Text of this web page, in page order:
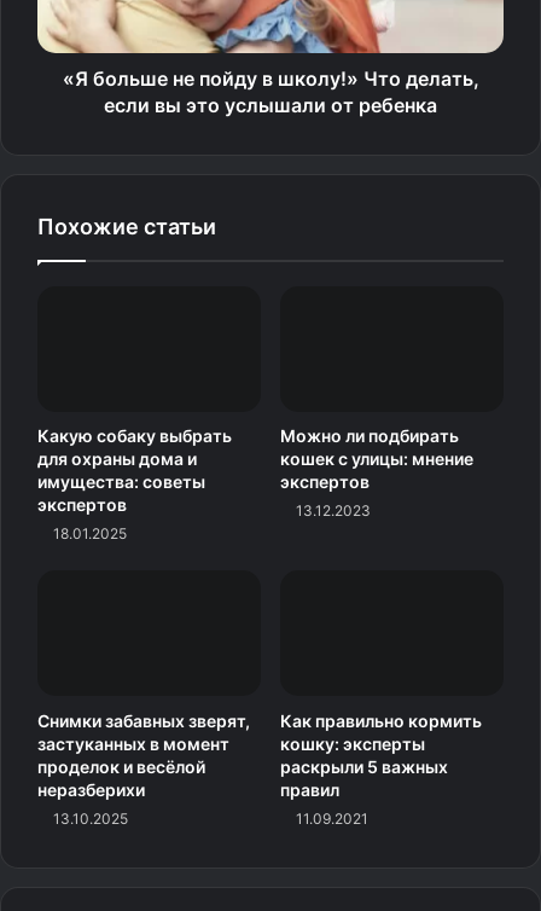
Расслабляется
«Я больше не пойду в школу!» Что делать,
если вы это услышали от ребенка
Похожие статьи
Какую собаку выбрать
для охраны дома и
имущества: советы
экспертов
18.01.2025
Можно ли подбирать
кошек с улицы: мнение
экспертов
13.12.2023
Снимки забавных зверят,
застуканных в момент
проделок и весёлой
неразберихи
13.10.2025
Как правильно кормить
кошку: эксперты
раскрыли 5 важных
правил
11.09.2021